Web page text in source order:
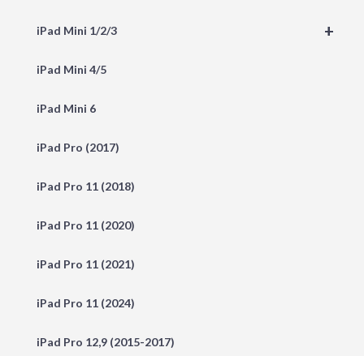
+
iPad Mini 1/2/3
iPad Mini 4/5
iPad Mini 6
iPad Pro (2017)
iPad Pro 11 (2018)
iPad Pro 11 (2020)
iPad Pro 11 (2021)
iPad Pro 11 (2024)
iPad Pro 12,9 (2015-2017)